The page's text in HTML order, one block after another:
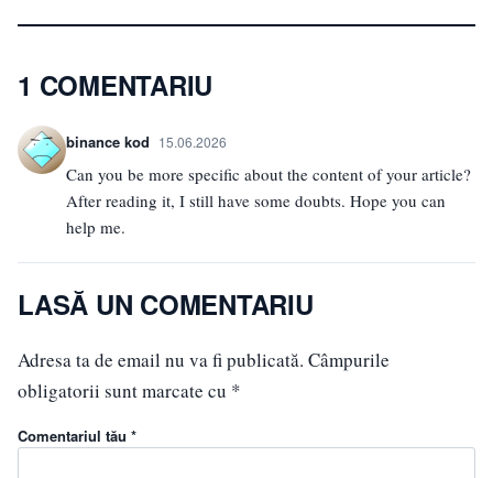
1 COMENTARIU
binance kod 15.06.2026
Can you be more specific about the content of your article?
After reading it, I still have some doubts. Hope you can
help me.
LASĂ UN COMENTARIU
Adresa ta de email nu va fi publicată. Câmpurile
obligatorii sunt marcate cu *
Comentariul tău *